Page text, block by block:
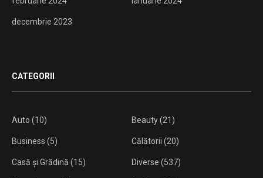
decembrie 2023
CATEGORII
Auto (10) Beauty(21)
Business (5) Călătorii (20)
Casă și Grădină (15) Diverse (537)